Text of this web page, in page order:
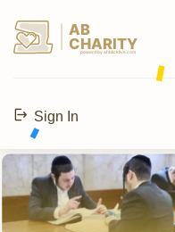
AB
CHARITY
powerd by ahblicklive.com
Sign In